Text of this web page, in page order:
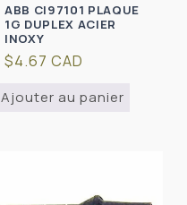
ABB CI97101 PLAQUE
1G DUPLEX ACIER
INOXY
Prix
$4.67 CAD
Ajouter au panier